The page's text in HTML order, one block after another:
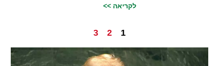
לקריאה >>
1
2
3